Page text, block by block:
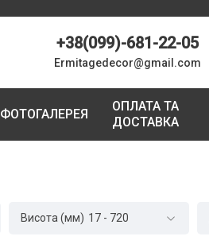
+38(099)-681-22-05
Ermitagedecor@gmail.com
ФОТОГАЛЕРЕЯ
ОПЛАТА ТА
ДОСТАВКА
17 - 720
Висота (мм)